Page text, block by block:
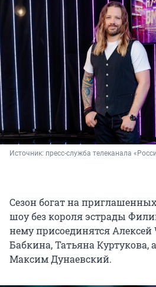
Источник: пресс-служба телеканала
Сезон богат на
шоу без короля эстрады
нему присоединятся
Бабкина, Татьяна Куртукова,
Максим Дунаевский.